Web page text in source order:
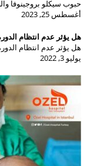
حبوب سيكلو بروجينوفا
أغسطس 25, 2023
هل يؤثر عدم انتظام
هل يؤثر عدم انتظام
يوليو 3, 2022